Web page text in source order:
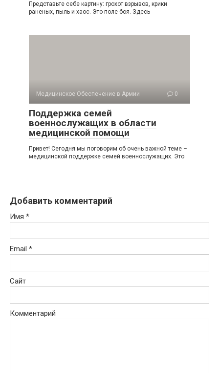
Представьте себе картину: грохот взрывов, крики
раненых, пыль и хаос. Это поле боя. Здесь
Медицинское Обеспечение в Армии 0
Поддержка семей
военнослужащих в области
медицинской помощи
Привет! Сегодня мы поговорим об очень важной теме –
медицинской поддержке семей военнослужащих. Это
Добавить комментарий
Имя *
Email *
Сайт
Комментарий